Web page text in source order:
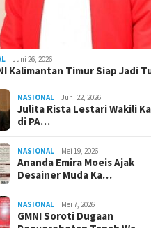
Juni 26, 2026
Kalimantan Timur Siap Jadi
NASIONAL Juni 22, 2026
Julita Rista Lestari Wakili
di PA…
NASIONAL Mei 19, 2026
Ananda Emira Moeis Ajak
Desainer Muda Ka…
NASIONAL Mei 7, 2026
GMNI Soroti Dugaan